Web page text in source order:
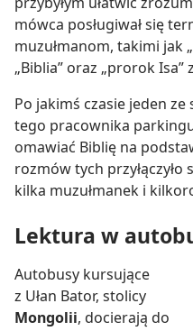
mówca posługiwał się
muzułmanom, takimi jak
„Biblia” oraz „prorok Isa”
Po jakimś czasie jeden
tego pracownika
omawiać Biblię na
rozmów tych
kilka muzułmanek i
Lektura w
Autobusy kursujące
z Ułan Bator, stolicy
Mongolii, docierają do